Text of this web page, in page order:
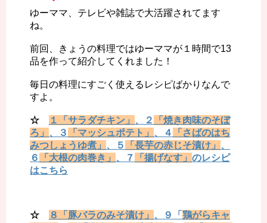
ゆーママ、テレビや雑誌で大活躍されてます
ね。
前回、きょうの料理ではゆーママが１時間で13
品を作って紹介してくれました！
毎日の料理にすごく使えるレシピばかりなんで
すよ。
☆ １「サラダチキン」 、２
「焼き肉味のそぼ
ろ」 、３ 「マッシュポテト」 、４
「さばのはち
みつしょうゆ煮」 、５ 「長芋の赤じそ漬け」 、
６
「大根の肉巻き」 、７ 「揚げなす」 のレシピ
はこちら
☆ ８「豚バラのみそ漬け」 、９「 鶏がらキャ